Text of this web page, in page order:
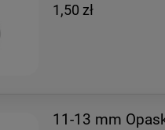
1,50 zł
11-13 mm